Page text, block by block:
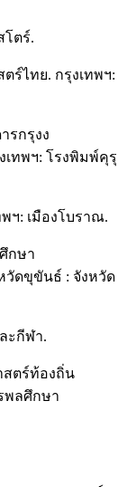
โตร์.
ร์ไทย. กรุงเทพฯ:
รกรุงง
เทพฯ: โรงพิมพ์คุรุ
พฯ: เมืองโบราณ.
กษา
วัดขุขันธ์ : จังหวัด
ะกีฬา.
สตร์ท้องถิ่น
พลศึกษา